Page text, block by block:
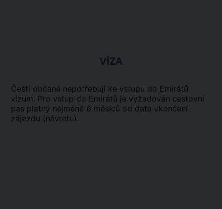
VÍZA
Čeští občané nepotřebují ke vstupu do Emirátů
vízum. Pro vstup do Emirátů je vyžadován cestovní
pas platný nejméně 6 měsíců od data ukončení
zájezdu (návratu).